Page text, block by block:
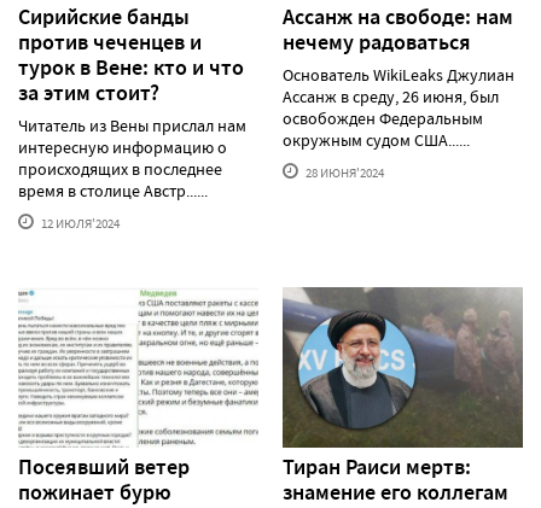
Сирийские банды
против чеченцев и
турок в Вене: кто и что
за этим стоит?
Читатель из Вены прислал нам
интересную информацию о
происходящих в последнее
время в столице Австр......
12 ИЮЛЯ'2024
Ассанж на свободе: нам
нечему радоваться
Основатель WikiLeaks Джулиан
Ассанж в среду, 26 июня, был
освобожден Федеральным
окружным судом США......
28 ИЮНЯ'2024
Посеявший ветер
пожинает бурю
Тиран Раиси мертв:
знамение его коллегам